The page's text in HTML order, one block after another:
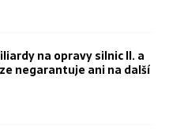
na opravy silnic II. a
negarantuje ani na další